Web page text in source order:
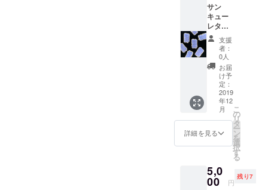
サン
キュー
レター
＋オリ
ジナル
ステッ
カー
支援
者：
0人
お届
け予
定：
2019
年12
月
詳細を見る
こ
の
リ
タ
ー
ン
を
選
択
す
る
5,0
00 円
残り7